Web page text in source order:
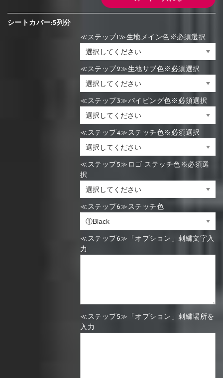
シートカバー:5列分
≪ステップ1≫生地メイン色※必須選択
≪ステップ2≫生地サブ色※必須選択
≪ステップ3≫パイピング色※必須選択
≪ステップ4≫ステッチ色※必須選択
≪ステップ5≫ロゴ ステッチ色※必須選
択
≪ステップ6≫ステッチ色
≪ステップ6≫「オプション」刺繍文字入
力
≪ステップ5≫「オプション」刺繍場所を
入力